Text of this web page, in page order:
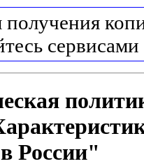
получения
сервисами
России"